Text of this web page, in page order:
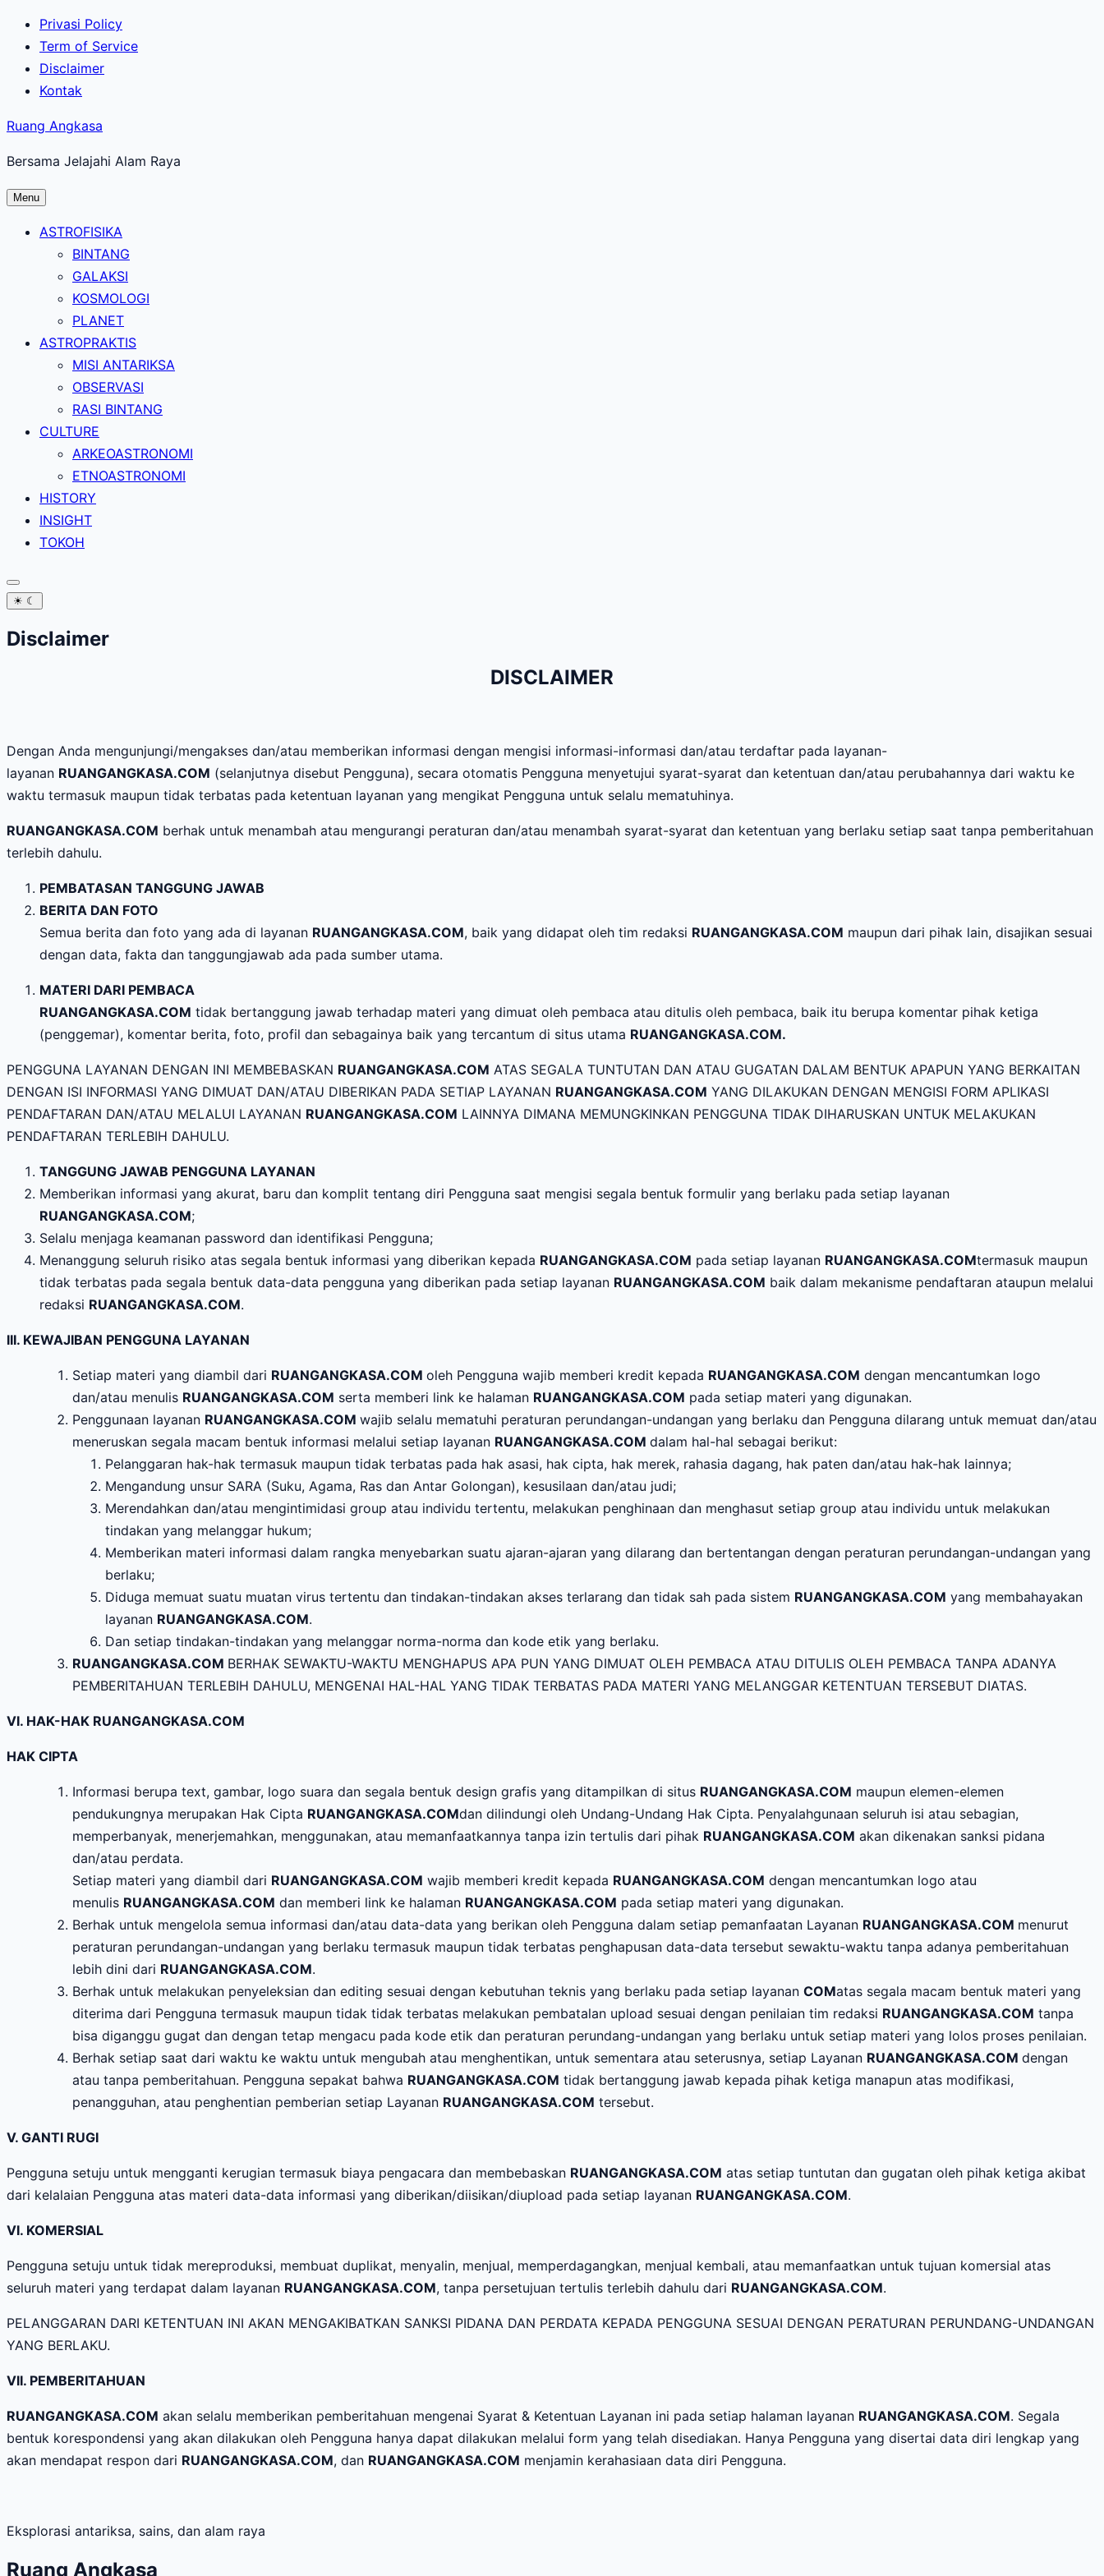
Lewati
konten
utama
Privasi Policy
Term of Service
Disclaimer
Kontak
Ruang Angkasa
Bersama Jelajahi Alam Raya
Menu
ASTROFISIKA
BINTANG
GALAKSI
KOSMOLOGI
PLANET
ASTROPRAKTIS
MISI ANTARIKSA
OBSERVASI
RASI BINTANG
CULTURE
ARKEOASTRONOMI
ETNOASTRONOMI
HISTORY
INSIGHT
TOKOH
☀ ☾
Disclaimer
DISCLAIMER
Dengan Anda mengunjungi/mengakses dan/atau memberikan informasi dengan mengisi informasi-informasi dan/atau terdaftar pada layanan-
layanan RUANGANGKASA.COM (selanjutnya disebut Pengguna), secara otomatis Pengguna menyetujui syarat-syarat dan ketentuan dan/atau perubahannya dari waktu ke
waktu termasuk maupun tidak terbatas pada ketentuan layanan yang mengikat Pengguna untuk selalu mematuhinya.
RUANGANGKASA.COM berhak untuk menambah atau mengurangi peraturan dan/atau menambah syarat-syarat dan ketentuan yang berlaku setiap saat tanpa pemberitahuan
terlebih dahulu.
PEMBATASAN TANGGUNG JAWAB
BERITA DAN FOTO
Semua berita dan foto yang ada di layanan RUANGANGKASA.COM, baik yang didapat oleh tim redaksi RUANGANGKASA.COM maupun dari pihak lain, disajikan sesuai
dengan data, fakta dan tanggungjawab ada pada sumber utama.
MATERI DARI PEMBACA
RUANGANGKASA.COM tidak bertanggung jawab terhadap materi yang dimuat oleh pembaca atau ditulis oleh pembaca, baik itu berupa komentar pihak ketiga
(penggemar), komentar berita, foto, profil dan sebagainya baik yang tercantum di situs utama RUANGANGKASA.COM.
PENGGUNA LAYANAN DENGAN INI MEMBEBASKAN RUANGANGKASA.COM ATAS SEGALA TUNTUTAN DAN ATAU GUGATAN DALAM BENTUK APAPUN YANG BERKAITAN
DENGAN ISI INFORMASI YANG DIMUAT DAN/ATAU DIBERIKAN PADA SETIAP LAYANAN RUANGANGKASA.COM YANG DILAKUKAN DENGAN MENGISI FORM APLIKASI
PENDAFTARAN DAN/ATAU MELALUI LAYANAN RUANGANGKASA.COM LAINNYA DIMANA MEMUNGKINKAN PENGGUNA TIDAK DIHARUSKAN UNTUK MELAKUKAN
PENDAFTARAN TERLEBIH DAHULU.
TANGGUNG JAWAB PENGGUNA LAYANAN
Memberikan informasi yang akurat, baru dan komplit tentang diri Pengguna saat mengisi segala bentuk formulir yang berlaku pada setiap layanan
RUANGANGKASA.COM;
Selalu menjaga keamanan password dan identifikasi Pengguna;
Menanggung seluruh risiko atas segala bentuk informasi yang diberikan kepada RUANGANGKASA.COM pada setiap layanan RUANGANGKASA.COMtermasuk maupun
tidak terbatas pada segala bentuk data-data pengguna yang diberikan pada setiap layanan RUANGANGKASA.COM baik dalam mekanisme pendaftaran ataupun melalui
redaksi RUANGANGKASA.COM.
III. KEWAJIBAN PENGGUNA LAYANAN
Setiap materi yang diambil dari RUANGANGKASA.COM oleh Pengguna wajib memberi kredit kepada RUANGANGKASA.COM dengan mencantumkan logo
dan/atau menulis RUANGANGKASA.COM serta memberi link ke halaman RUANGANGKASA.COM pada setiap materi yang digunakan.
Penggunaan layanan RUANGANGKASA.COM wajib selalu mematuhi peraturan perundangan-undangan yang berlaku dan Pengguna dilarang untuk memuat dan/atau
meneruskan segala macam bentuk informasi melalui setiap layanan RUANGANGKASA.COM dalam hal-hal sebagai berikut:
Pelanggaran hak-hak termasuk maupun tidak terbatas pada hak asasi, hak cipta, hak merek, rahasia dagang, hak paten dan/atau hak-hak lainnya;
Mengandung unsur SARA (Suku, Agama, Ras dan Antar Golongan), kesusilaan dan/atau judi;
Merendahkan dan/atau mengintimidasi group atau individu tertentu, melakukan penghinaan dan menghasut setiap group atau individu untuk melakukan
tindakan yang melanggar hukum;
Memberikan materi informasi dalam rangka menyebarkan suatu ajaran-ajaran yang dilarang dan bertentangan dengan peraturan perundangan-undangan yang
berlaku;
Diduga memuat suatu muatan virus tertentu dan tindakan-tindakan akses terlarang dan tidak sah pada sistem RUANGANGKASA.COM yang membahayakan
layanan RUANGANGKASA.COM.
Dan setiap tindakan-tindakan yang melanggar norma-norma dan kode etik yang berlaku.
RUANGANGKASA.COM BERHAK SEWAKTU-WAKTU MENGHAPUS APA PUN YANG DIMUAT OLEH PEMBACA ATAU DITULIS OLEH PEMBACA TANPA ADANYA
PEMBERITAHUAN TERLEBIH DAHULU, MENGENAI HAL-HAL YANG TIDAK TERBATAS PADA MATERI YANG MELANGGAR KETENTUAN TERSEBUT DIATAS.
VI. HAK-HAK RUANGANGKASA.COM
HAK CIPTA
Informasi berupa text, gambar, logo suara dan segala bentuk design grafis yang ditampilkan di situs RUANGANGKASA.COM maupun elemen-elemen
pendukungnya merupakan Hak Cipta RUANGANGKASA.COMdan dilindungi oleh Undang-Undang Hak Cipta. Penyalahgunaan seluruh isi atau sebagian,
memperbanyak, menerjemahkan, menggunakan, atau memanfaatkannya tanpa izin tertulis dari pihak RUANGANGKASA.COM akan dikenakan sanksi pidana
dan/atau perdata.
Setiap materi yang diambil dari RUANGANGKASA.COM wajib memberi kredit kepada RUANGANGKASA.COM dengan mencantumkan logo atau
menulis RUANGANGKASA.COM dan memberi link ke halaman RUANGANGKASA.COM pada setiap materi yang digunakan.
Berhak untuk mengelola semua informasi dan/atau data-data yang berikan oleh Pengguna dalam setiap pemanfaatan Layanan RUANGANGKASA.COM menurut
peraturan perundangan-undangan yang berlaku termasuk maupun tidak terbatas penghapusan data-data tersebut sewaktu-waktu tanpa adanya pemberitahuan
lebih dini dari RUANGANGKASA.COM.
Berhak untuk melakukan penyeleksian dan editing sesuai dengan kebutuhan teknis yang berlaku pada setiap layanan COMatas segala macam bentuk materi yang
diterima dari Pengguna termasuk maupun tidak tidak terbatas melakukan pembatalan upload sesuai dengan penilaian tim redaksi RUANGANGKASA.COM tanpa
bisa diganggu gugat dan dengan tetap mengacu pada kode etik dan peraturan perundang-undangan yang berlaku untuk setiap materi yang lolos proses penilaian.
Berhak setiap saat dari waktu ke waktu untuk mengubah atau menghentikan, untuk sementara atau seterusnya, setiap Layanan RUANGANGKASA.COM dengan
atau tanpa pemberitahuan. Pengguna sepakat bahwa RUANGANGKASA.COM tidak bertanggung jawab kepada pihak ketiga manapun atas modifikasi,
penangguhan, atau penghentian pemberian setiap Layanan RUANGANGKASA.COM tersebut.
V. GANTI RUGI
Pengguna setuju untuk mengganti kerugian termasuk biaya pengacara dan membebaskan RUANGANGKASA.COM atas setiap tuntutan dan gugatan oleh pihak ketiga akibat
dari kelalaian Pengguna atas materi data-data informasi yang diberikan/diisikan/diupload pada setiap layanan RUANGANGKASA.COM.
VI. KOMERSIAL
Pengguna setuju untuk tidak mereproduksi, membuat duplikat, menyalin, menjual, memperdagangkan, menjual kembali, atau memanfaatkan untuk tujuan komersial atas
seluruh materi yang terdapat dalam layanan RUANGANGKASA.COM, tanpa persetujuan tertulis terlebih dahulu dari RUANGANGKASA.COM.
PELANGGARAN DARI KETENTUAN INI AKAN MENGAKIBATKAN SANKSI PIDANA DAN PERDATA KEPADA PENGGUNA SESUAI DENGAN PERATURAN PERUNDANG-UNDANGAN
YANG BERLAKU.
VII. PEMBERITAHUAN
RUANGANGKASA.COM akan selalu memberikan pemberitahuan mengenai Syarat & Ketentuan Layanan ini pada setiap halaman layanan RUANGANGKASA.COM. Segala
bentuk korespondensi yang akan dilakukan oleh Pengguna hanya dapat dilakukan melalui form yang telah disediakan. Hanya Pengguna yang disertai data diri lengkap yang
akan mendapat respon dari RUANGANGKASA.COM, dan RUANGANGKASA.COM menjamin kerahasiaan data diri Pengguna.
Eksplorasi antariksa, sains, dan alam raya
Ruang Angkasa